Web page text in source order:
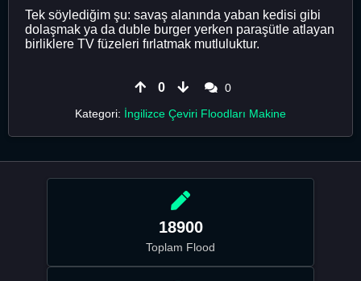
Tek söylediğim şu: savaş alanında yaban kedisi gibi
dolaşmak ya da duble burger yerken paraşütle atlayan
birliklere TV füzeleri fırlatmak mutluluktur.
0
0
Kategori: İngilizce Çeviri Floodları Makine
18900
Toplam Flood